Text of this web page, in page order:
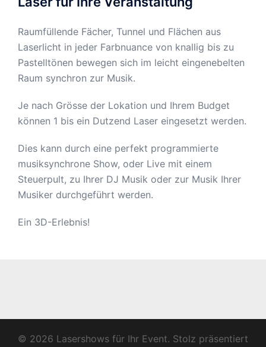
Raumfüllende Fächer, Tunnel und Flächen aus
Laserlicht in jeder Farbnuance von knallig bis zu
Pastelltönen bewegen sich im leicht eingenebelten
Raum synchron zur Musik.
Je nach Grösse der Lokation und Ihrem Budget
können 1 bis ein Dutzend Laser eingesetzt werden.
Dies kann durch eine perfekt programmierte
musiksynchrone Show, oder Live mit einem
Steuerpult, zu Ihrer DJ Musik oder zur Musik Ihrer
Musiker durchgeführt werden.
Ein 3D-Erlebnis!
© 2026 Lasershows für Ihr Event. Stolz präsentiert